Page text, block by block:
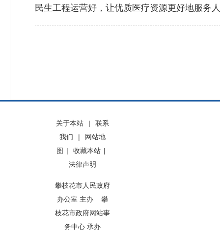
民生工程运营好，让优质医疗资源更好地服务
关于本站 |
联系
我们
|
网站地
图 | 收藏本站 |
法律声明
攀枝花市人民政府
办公室 主办 攀
枝花市政府网站事
务中心 承办